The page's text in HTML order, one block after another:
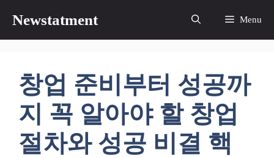
츠
Newstatment Menu
창업 준비부터 성공까
지 꼭 알아야 할 창업
절차와 성공 비결 핵